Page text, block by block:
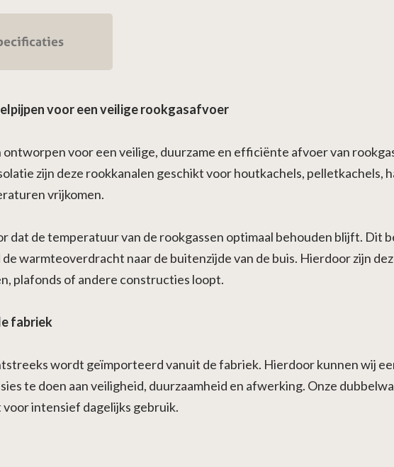
voor een veilige rookgasafvoer
voor een veilige, duurzame en efficiënte afvoer van
zijn deze rookkanalen geschikt voor houtkachels, pelletkachels,
vrijkomen.
dat de temperatuur van de rookgassen optimaal behouden blijft. Dit
warmteoverdracht naar de buitenzijde van de buis. Hierdoor zijn
plafonds of andere constructies loopt.
fabriek
wordt geïmporteerd vanuit de fabriek. Hierdoor kunnen wij
te doen aan veiligheid, duurzaamheid en afwerking. Onze
intensief dagelijks gebruik.